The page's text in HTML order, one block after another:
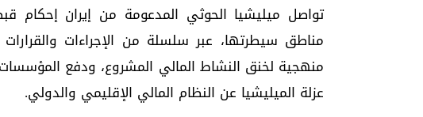
تواصل ميليشيا الحوثي المدعومة من إيران إحكام
مناطق سيطرتها، عبر سلسلة من الإجراءات
منهجية لخنق النشاط المالي المشروع، ودفع
عزلة الميليشيا عن النظام المالي الإقليمي والدولي.